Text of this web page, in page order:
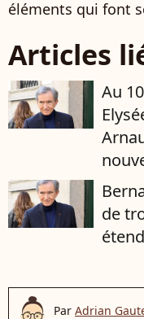
éléments qui font
Articles
Au
de
Par Adrian